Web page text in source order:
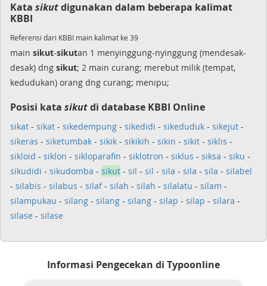
Kata sikutdigunakan dalam beberapa kalimat
KBBI
Referensi dari KBBI main kalimat ke 39
main sikut-sikutan 1 menyinggung-nyinggung (mendesak-
desak) dng sikut; 2 main curang; merebut milik (tempat,
kedudukan) orang dng curang; menipu;
Posisi kata sikutdi database KBBI Online
sikat - sikat - sikedempung - sikedidi - sikeduduk - sikejut -
sikeras - siketumbak - sikik - sikikih - sikin - sikit - siklis -
sikloid - siklon - sikloparafin - siklotron - siklus - siksa - siku -
sikudidi - sikudomba - sikut - sil - sil - sila - sila - sila - silabel
- silabis - silabus - silaf- silah - silah - silalatu - silam -
silampukau - silang - silang - silang - silap - silap - silara -
silase - silase
Informasi Pengecekan di Typoonline